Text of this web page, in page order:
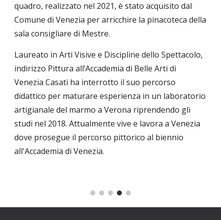
quadro, realizzato nel 2021, è stato acquisito dal
Comune di Venezia per arricchire la pinacoteca della
sala consigliare di Mestre.
Laureato in Arti Visive e Discipline dello Spettacolo,
indirizzo Pittura all’Accademia di Belle Arti di
Venezia Casati ha interrotto il suo percorso
didattico per maturare esperienza in un laboratorio
artigianale del marmo a Verona riprendendo gli
studi nel 2018. Attualmente vive e lavora a Venezia
dove prosegue il percorso pittorico al biennio
all'Accademia di Venezia.